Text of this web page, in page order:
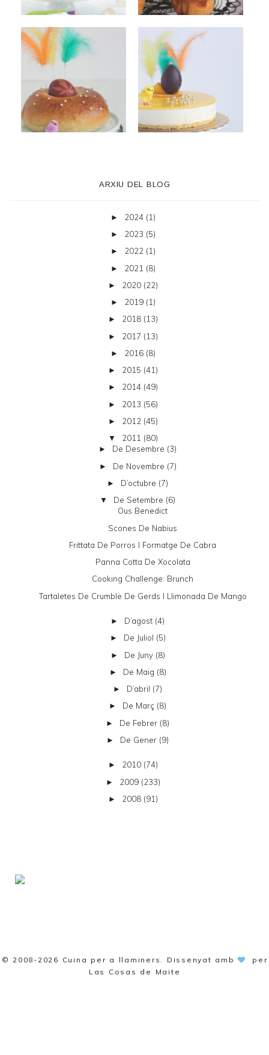
ARXIU DEL BLOG
► 2024 (1)
► 2023 (5)
► 2022 (1)
► 2021 (8)
► 2020 (22)
► 2019 (1)
► 2018 (13)
► 2017 (13)
► 2016 (8)
► 2015 (41)
► 2014 (49)
► 2013 (56)
► 2012 (45)
▼ 2011 (80)
► De Desembre (3)
► De Novembre (7)
► D’octubre (7)
▼ De Setembre (6)
Ous Benedict
Scones De Nabius
Frittata De Porros I Formatge De Cabra
Panna Cotta De Xocolata
Cooking Challenge: Brunch
Tartaletes De Crumble De Gerds I Llimonada De Mango
► D’agost (4)
► De Juliol (5)
► De Juny (8)
► De Maig (8)
► D’abril (7)
► De Març (8)
► De Febrer (8)
► De Gener (9)
► 2010 (74)
► 2009 (233)
► 2008 (91)
© 2008-2026 Cuina per a llaminers . Dissenyat amb
per
Las Cosas de Maite